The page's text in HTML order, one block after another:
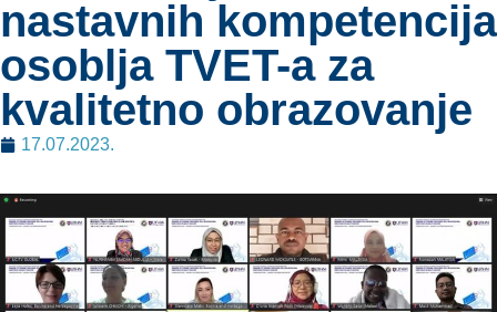
nastavnih kompetencija
osoblja TVET-a za
kvalitetno obrazovanje
17.07.2023.